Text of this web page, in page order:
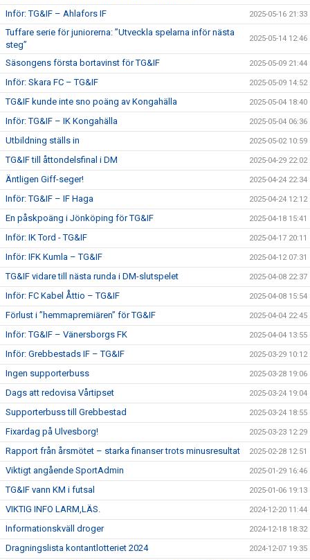
Inför: TG&IF – Ahlafors IF 2025-05-16 21:33
Tuffare serie för juniorerna: ”Utveckla spelarna inför nästa
steg”
2025-05-14 12:46
Säsongens första bortavinst för TG&IF 2025-05-09 21:44
Inför: Skara FC – TG&IF 2025-05-09 14:52
TG&IF kunde inte sno poäng av Kongahälla 2025-05-04 18:40
Inför: TG&IF – IK Kongahälla 2025-05-04 06:36
Utbildning ställs in 2025-05-02 10:59
TG&IF till åttondelsfinal i DM 2025-04-29 22:02
Äntligen Giff-seger! 2025-04-24 22:34
Inför: TG&IF – IF Haga 2025-04-24 12:12
En påskpoäng i Jönköping för TG&IF 2025-04-18 15:41
Inför: IK Tord - TG&IF 2025-04-17 20:11
Inför: IFK Kumla – TG&IF 2025-04-12 07:31
TG&IF vidare till nästa runda i DM-slutspelet 2025-04-08 22:37
Inför: FC Kabel Åttio – TG&IF 2025-04-08 15:54
Förlust i ”hemmapremiären” för TG&IF 2025-04-04 22:45
Inför: TG&IF – Vänersborgs FK 2025-04-04 13:55
Inför: Grebbestads IF – TG&IF 2025-03-29 10:12
Ingen supporterbuss 2025-03-28 19:06
Dags att redovisa Vårtipset 2025-03-24 19:04
Supporterbuss till Grebbestad 2025-03-24 18:55
Fixardag på Ulvesborg! 2025-03-23 12:29
Rapport från årsmötet – starka finanser trots minusresultat 2025-02-28 12:51
Viktigt angående SportAdmin 2025-01-29 16:46
TG&IF vann KM i futsal 2025-01-06 19:13
VIKTIG INFO LARM,LÄS. 2024-12-20 11:44
Informationskväll droger 2024-12-18 18:32
Dragningslista kontantlotteriet 2024 2024-12-07 19:35